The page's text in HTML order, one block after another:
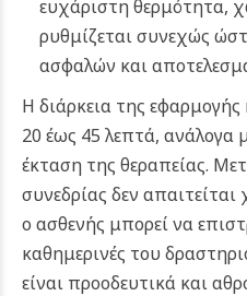
ευχάριστη θερμότητα,
ρυθμίζεται συνεχώς
ασφαλών και
Η διάρκεια της
20 έως 45 λεπτά, ανάλογα
έκταση της θεραπείας.
συνεδρίας δεν
ο ασθενής μπορεί να
καθημερινές του
είναι προοδευτικά και